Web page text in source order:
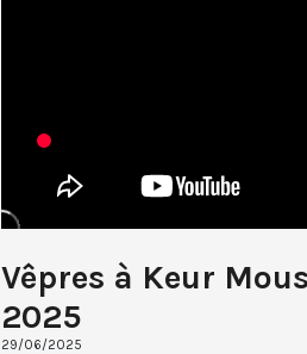
Vêpres à Keur
2025
29/06/2025